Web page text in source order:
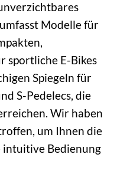
Modelle für
sportliche E-Bikes
Spiegeln für
S-Pedelecs, die
Wir haben
um Ihnen die
intuitive Bedienung